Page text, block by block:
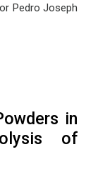
Pedro Joseph
in
of